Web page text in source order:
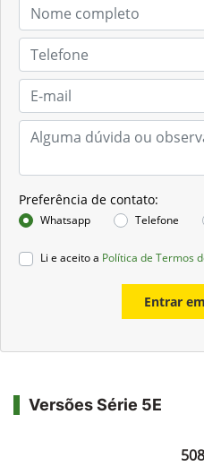
Preferência de contato:
Whatsapp Telefone
Li e aceito a Política de Termos
Entrar
Versões Série 5E